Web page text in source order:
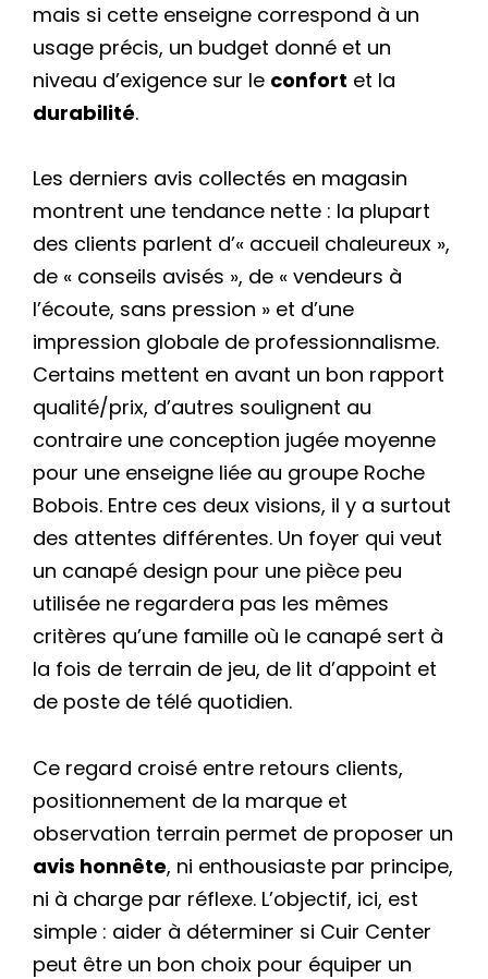
mais si cette enseigne correspond à un
usage précis, un budget donné et un
niveau d’exigence sur le confort et la
durabilité.
Les derniers avis collectés en magasin
montrent une tendance nette : la plupart
des clients parlent d’« accueil chaleureux »,
de « conseils avisés », de « vendeurs à
l’écoute, sans pression » et d’une
impression globale de professionnalisme.
Certains mettent en avant un bon rapport
qualité/prix, d’autres soulignent au
contraire une conception jugée moyenne
pour une enseigne liée au groupe Roche
Bobois. Entre ces deux visions, il y a surtout
des attentes différentes. Un foyer qui veut
un canapé design pour une pièce peu
utilisée ne regardera pas les mêmes
critères qu’une famille où le canapé sert à
la fois de terrain de jeu, de lit d’appoint et
de poste de télé quotidien.
Ce regard croisé entre retours clients,
positionnement de la marque et
observation terrain permet de proposer un
avis honnête, ni enthousiaste par principe,
ni à charge par réflexe. L’objectif, ici, est
simple : aider à déterminer si Cuir Center
peut être un bon choix pour équiper un